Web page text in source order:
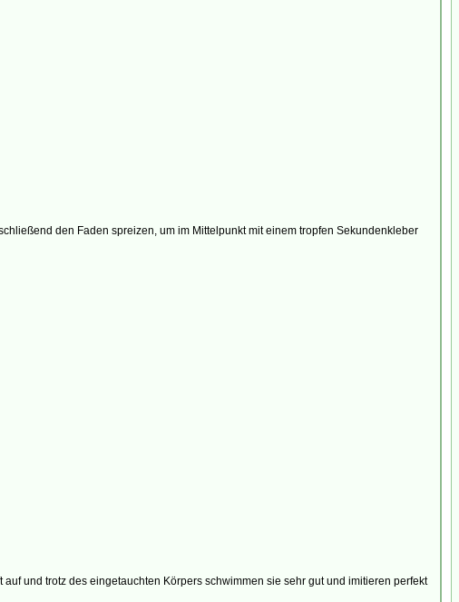
den Faden spreizen, um im Mittelpunkt mit einem tropfen Sekundenkleber
und trotz des eingetauchten Körpers schwimmen sie sehr gut und imitieren perfekt